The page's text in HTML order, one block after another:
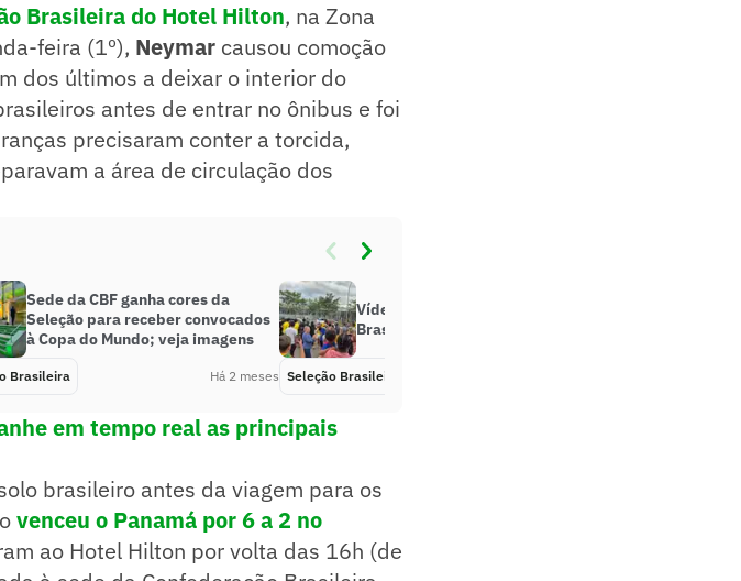
Brasileira do Hotel Hilton, na Zona
feira (1º), Neymar causou comoção
dos últimos a deixar o interior do
antes de entrar no ônibus e foi
precisaram conter a torcida,
a área de circulação dos
Sede da CBF ganha cores da
Seleção para receber convocados
à Copa do Mundo; veja imagens
Brasileira Há 2 meses
Vídeo: Jogadores da Seleção
Brasileira chegam a hotel no Rio
Seleção Brasileira
em tempo real as principais
brasileiro antes da viagem para os
venceu o Panamá por 6 a 2 no
ao Hotel Hilton por volta das 16h (de